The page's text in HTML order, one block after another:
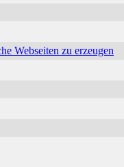
Webseiten zu erzeugen